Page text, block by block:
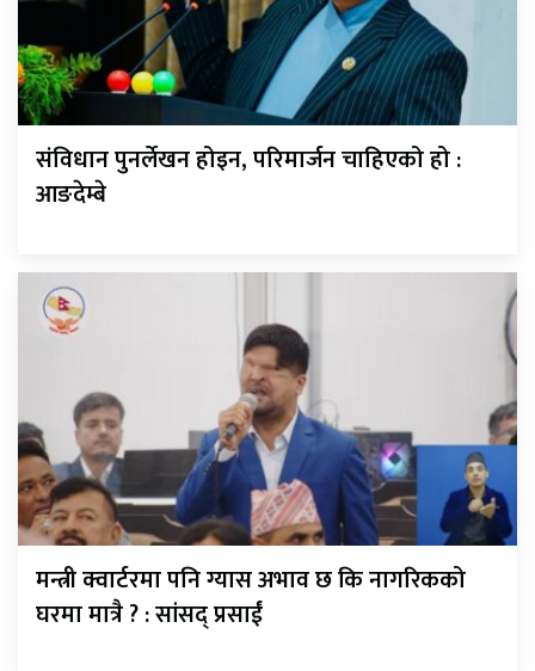
संविधान पुनर्लेखन होइन, परिमार्जन चाहिएको हो :
आङदेम्बे
मन्त्री क्वार्टरमा पनि ग्यास अभाव छ कि नागरिकको
घरमा मात्रै ? : सांसद् प्रसाईं